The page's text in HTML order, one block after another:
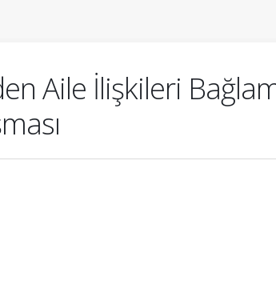
Aile İlişkileri